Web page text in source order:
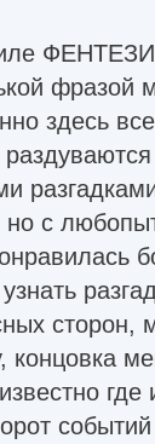
фразой
здесь
но с
концовка